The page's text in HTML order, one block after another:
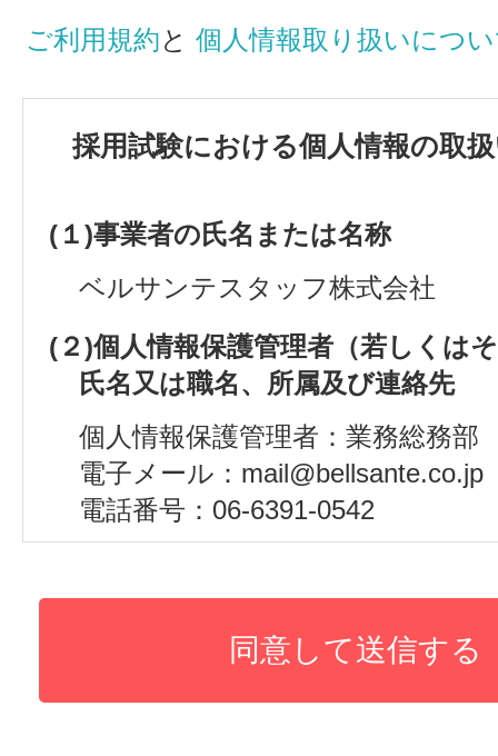
ご利用規約と 個人情報取り扱いにつ
採用試験における個人情報の取
(１)事業者の氏名または名称
ベルサンテスタッフ株式会社
(２)個人情報保護管理者（若しくは
氏名又は職名、所属及び連絡先
個人情報保護管理者：業務総務
電子メール：mail@bellsante.co.jp
電話番号：06-6391-0542